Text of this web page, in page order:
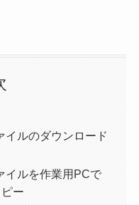
イルのダウンロード
イルを作業用PCで
ー